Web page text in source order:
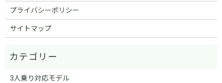
プライバシーポリシー
サイトマップ
3人乗り対応モデル